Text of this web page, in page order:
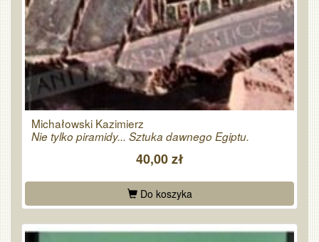
Michałowski Kazimierz
Nie tylko piramidy... Sztuka dawnego Egiptu.
40,00 zł
Do koszyka